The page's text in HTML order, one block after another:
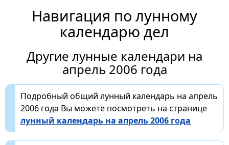
Навигация по лунному
календарю дел
Другие лунные календари на
апрель 2006 года
Подробный общий лунный календарь на апрель
2006 года Вы можете посмотреть на странице
лунный календарь на апрель 2006 года